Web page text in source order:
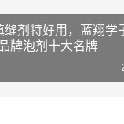
缝剂特好用，蓝翔学
牌泡剂十大名牌